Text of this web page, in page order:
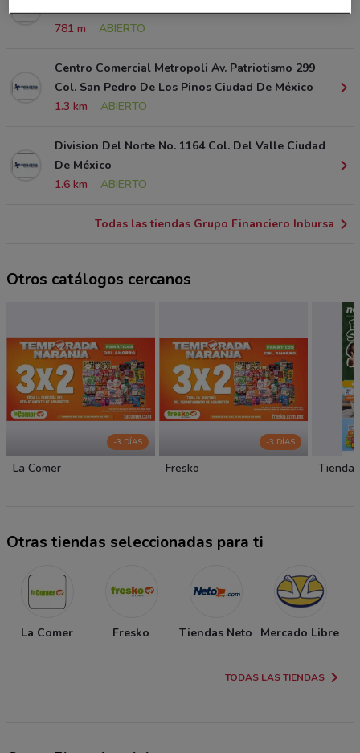
Juarez Ciudad De México
781 m
ABIERTO
Centro Comercial Metropoli Av. Patriotismo 299
Col. San Pedro De Los Pinos Ciudad De México
1.3 km
ABIERTO
Division Del Norte No. 1164 Col. Del Valle Ciudad
De México
1.6 km
ABIERTO
Todas las tiendas Grupo Financiero Inbursa
Otros catálogos cercanos
-3 DÍAS
La Comer
-3 DÍAS
Fresko
Otras tiendas seleccionadas para ti
La Comer Fresko Tiendas Neto Mercado Libre
TODAS LAS TIENDAS